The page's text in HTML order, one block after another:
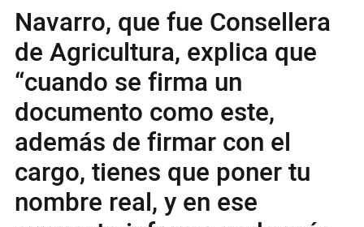
Navarro, que fue Consellera
de Agricultura, explica que
“cuando se firma un
documento como este,
además de firmar con el
cargo, tienes que poner tu
nombre real, y en ese